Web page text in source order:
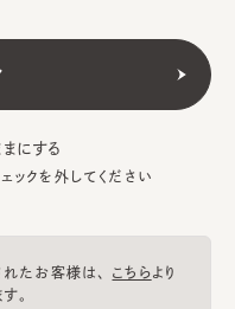
にする
クを外してください
たお客様は、 こちらより
。